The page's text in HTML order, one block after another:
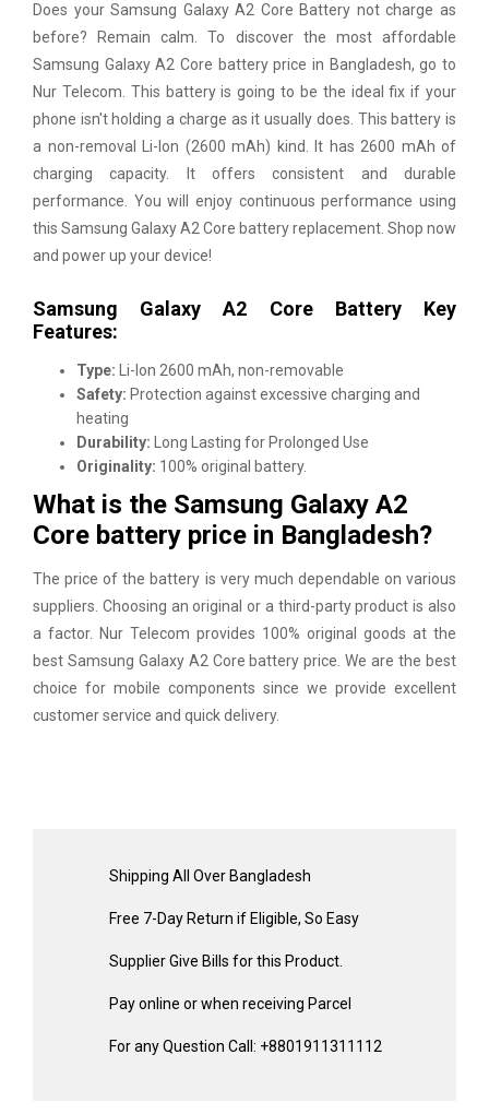
Does yourSamsung Galaxy A2 Core Battery not charge as
before? Remain calm. To discover the most affordable
Samsung Galaxy A2 Core battery price in Bangladesh, go to
Nur Telecom. This battery is going to be the ideal fix if your
phone isn't holding a charge as it usually does. This battery is
a non-removal Li-Ion (2600 mAh) kind. It has 2600 mAh of
charging capacity. It offers consistent and durable
performance. You will enjoy continuous performance using
this Samsung Galaxy A2 Core battery replacement. Shop now
and power up your device!
Samsung Galaxy A2 Core Battery Key
Features:
Type: Li-Ion 2600 mAh, non-removable
Safety: Protection against excessive charging and
heating
Durability: Long Lasting for Prolonged Use
Originality: 100% original battery.
What is the Samsung Galaxy A2
Core battery price in Bangladesh?
The price of the battery is very much dependable on various
suppliers. Choosing an original or a third-party product is also
a factor.
Nur Telecom provides 100% original goods at the
best Samsung Galaxy A2 Core battery price. We are the best
choice for mobile components since we provide excellent
customer service and quick delivery.
Shipping All Over Bangladesh
Free 7-Day Return if Eligible, So Easy
Supplier Give Bills for this Product.
Pay online or when receiving Parcel
For any Question Call: +8801911311112